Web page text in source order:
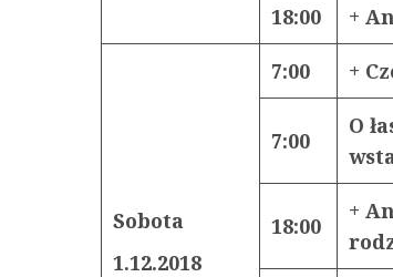
18:00 +
Sobota
1.12.2018
7:00 +
7:00
O
18:00
+